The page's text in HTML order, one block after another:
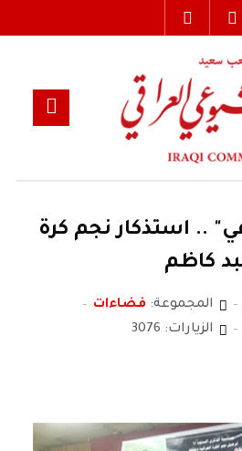
.. استذكار نجم كرة
كاظم
المجموعة: فضاءات
الزيارات: 3076